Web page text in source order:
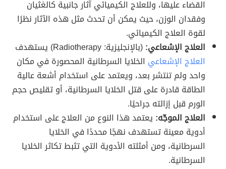
القضاء عليها، وللعلاج الكيميائي آثار جانبية كالغثيان
وفقدان الوزن، حيث يمكن أن تحدث مثل هذه الآثار نظرًا
لقوة العلاج الكيميائي.
العلاج الإشعاعي:(بالإنجليزية: Radiotherapy) يستهدف
العلاج الإشعاعي الخلايا السرطانية المحصورة في مكان
واحد ولم تنتشر بعد، ويعتمد على استخدام أشعة عالية
الطاقة قادرة على قتل الخلايا السرطانية، أو تقليص حجم
الورم قبل إزالته جراحيًا.
العلاج الموجّه: يعتمد هذا النوع من العلاج على استخدام
أدوية معينة تستهدف نهجًا محددًا في الخلايا
السرطانية، ومن أمثلته الأدوية التي تثبط تكاثر الخلايا
السرطانية.